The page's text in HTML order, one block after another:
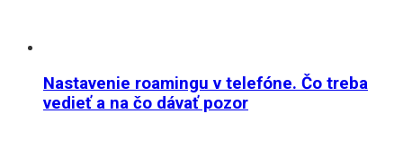
Nastavenie roamingu v telefóne. Čo treba
vedieť a na čo dávať pozor